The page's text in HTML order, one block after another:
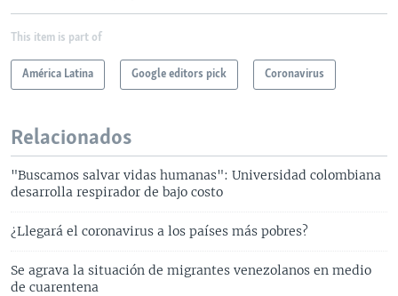
This item is part of
América Latina Google editors pick Coronavirus
Relacionados
"Buscamos salvar vidas humanas": Universidad colombiana
desarrolla respirador de bajo costo
¿Llegará el coronavirus a los países más pobres?
Se agrava la situación de migrantes venezolanos en medio
de cuarentena